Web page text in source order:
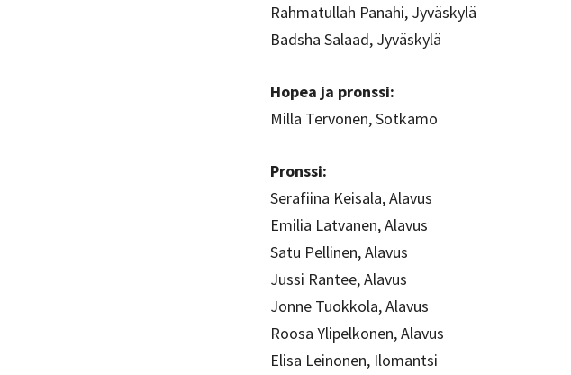
Rahmatullah Panahi, Jyväskylä
Badsha Salaad, Jyväskylä
Hopea ja pronssi:
Milla Tervonen, Sotkamo
Pronssi:
Serafiina Keisala, Alavus
Emilia Latvanen, Alavus
Satu Pellinen, Alavus
Jussi Rantee, Alavus
Jonne Tuokkola, Alavus
Roosa Ylipelkonen, Alavus
Elisa Leinonen, Ilomantsi